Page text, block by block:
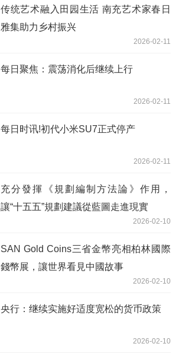
传统艺术融入田园生活 南充艺术家春日
雅集助力乡村振兴
2026-02-11
每日聚焦：震荡消化后继续上行
2026-02-11
每日时讯!初代小米SU7正式停产
2026-02-11
充分發揮《規劃編制方法論》作用，
讓“十五五”規劃建議從藍圖走進現實
2026-02-10
SAN Gold Coins三省金幣亮相柏林國際
錢幣展，讓世界看見中國故事
2026-02-10
央行：继续实施好适度宽松的货币政策
2026-02-10